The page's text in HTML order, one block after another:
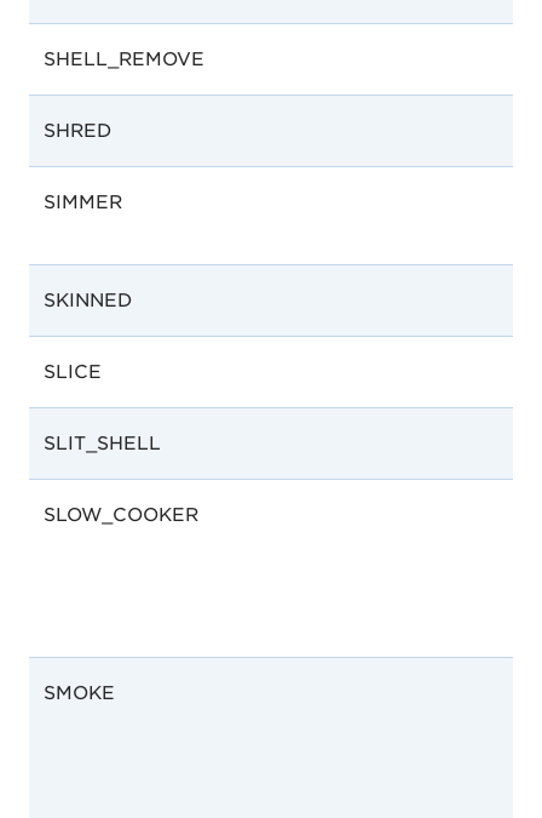
SHELL_REMOVE
SHRED
SIMMER
SKINNED
SLICE
SLIT_SHELL
SLOW_COOKER
SMOKE